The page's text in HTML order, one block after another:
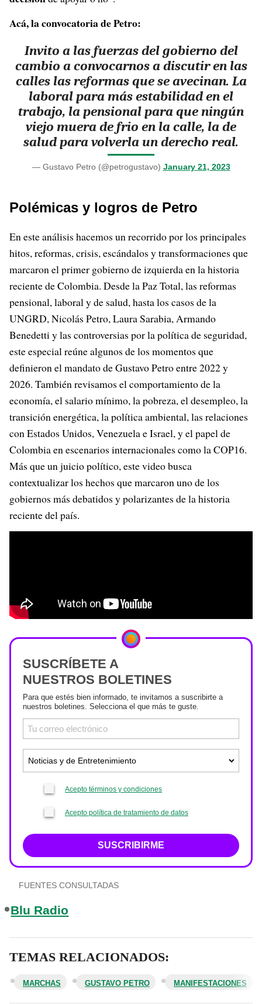
Acá, la convocatoria de Petro:
Invito a las fuerzas del gobierno del
cambio a convocarnos a discutir en las
calles las reformas que se avecinan. La
laboral para más estabilidad en el
trabajo, la pensional para que ningún
viejo muera de frio en la calle, la de
salud para volverla un derecho real.
— Gustavo Petro (@petrogustavo) January 21, 2023
Polémicas y logros de Petro
En este análisis hacemos un recorrido por los principales
hitos, reformas, crisis, escándalos y transformaciones que
marcaron el primer gobierno de izquierda en la historia
reciente de Colombia. Desde la Paz Total, las reformas
pensional, laboral y de salud, hasta los casos de la
UNGRD, Nicolás Petro, Laura Sarabia, Armando
Benedetti y las controversias por la política de seguridad,
este especial reúne algunos de los momentos que
definieron el mandato de Gustavo Petro entre 2022 y
2026. También revisamos el comportamiento de la
economía, el salario mínimo, la pobreza, el desempleo, la
transición energética, la política ambiental, las relaciones
con Estados Unidos, Venezuela e Israel, y el papel de
Colombia en escenarios internacionales como la COP16.
Más que un juicio político, este video busca
contextualizar los hechos que marcaron uno de los
gobiernos más debatidos y polarizantes de la historia
reciente del país.
SUSCRÍBETE A
NUESTROS BOLETINES
Para que estés bien informado, te invitamos a suscribirte a
nuestros boletines. Selecciona el que más te guste.
Acepto términos y condiciones
Acepto política de tratamiento de datos
SUSCRIBIRME
FUENTES CONSULTADAS
Blu Radio
TEMAS RELACIONADOS:
MARCHAS GUSTAVO PETRO MANIFESTACIONES